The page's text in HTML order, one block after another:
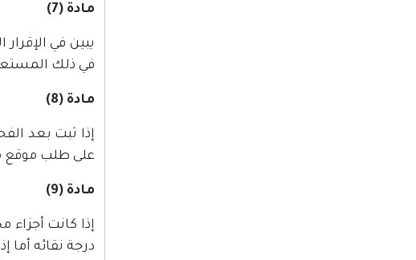
مادة (7)
يبين في
في ذلك
مادة (8)
إذا ثبت بعد
على طلب موقع
مادة (9)
إذا كانت
درجة نقائه أما